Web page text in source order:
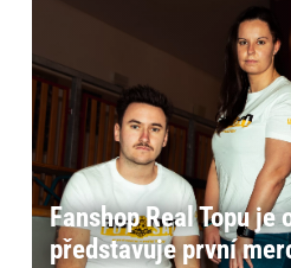
Fanshop Real Topu je
představuje první